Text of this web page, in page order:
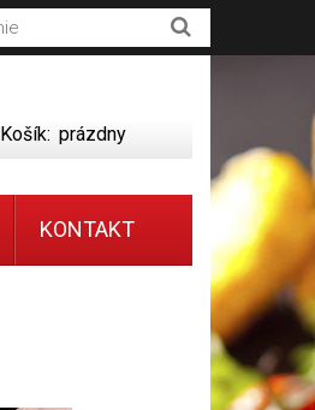
Košík: prázdny
KONTAKT